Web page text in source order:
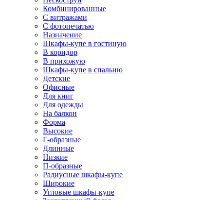
Комбинированные
С витражами
С фотопечатью
Назначение
Шкафы-купе в гостиную
В коридор
В прихожую
Шкафы-купе в спальню
Детские
Офисные
Для книг
Для одежды
На балкон
Форма
Высокие
Г-образные
Длинные
Низкие
П-образные
Радиусные шкафы-купе
Широкие
Угловые шкафы-купе